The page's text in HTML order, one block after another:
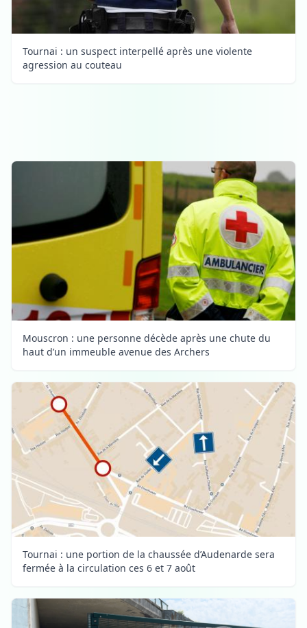
Tournai : un suspect interpellé après une violente
agression au couteau
Mouscron : une personne décède après une chute du
haut d’un immeuble avenue des Archers
Tournai : une portion de la chaussée d’Audenarde sera
fermée à la circulation ces 6 et 7 août